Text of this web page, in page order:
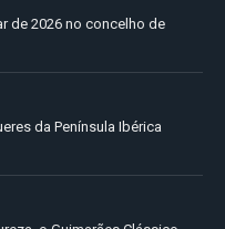
de 2026 no concelho de
da Península Ibérica